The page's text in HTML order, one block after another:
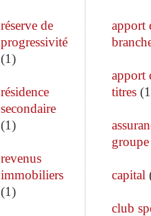
réserve de
progressivité
(1)
résidence
secondaire
(1)
revenus
immobiliers
(1)
apport
apport
titres(1
groupe
capital
club